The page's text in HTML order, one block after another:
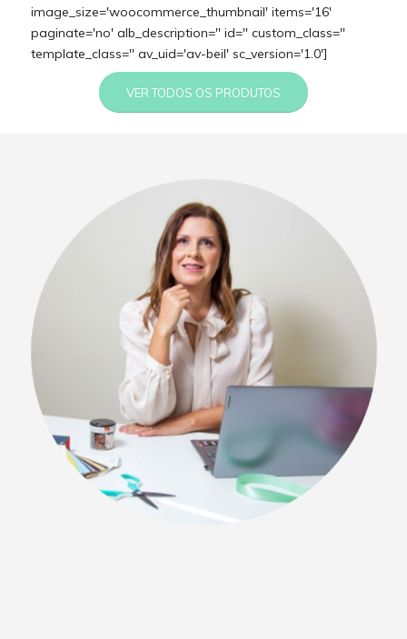
image_size='woocommerce_thumbnail' items='16'
paginate='no' alb_description='' id='' custom_class=''
template_class='' av_uid='av-beil' sc_version='1.0']
VER TODOS OS PRODUTOS